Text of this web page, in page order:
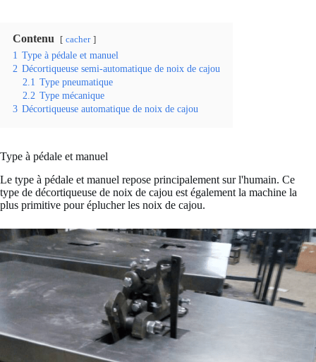
Contenu cacher
1 Type à pédale et manuel
2 Décortiqueuse semi-automatique de noix de cajou
2.1 Type pneumatique
2.2 Type mécanique
3 Décortiqueuse automatique de noix de cajou
Type à pédale et manuel
Le type à pédale et manuel repose principalement sur l'humain. Ce
type de décortiqueuse de noix de cajou est également la machine la
plus primitive pour éplucher les noix de cajou.